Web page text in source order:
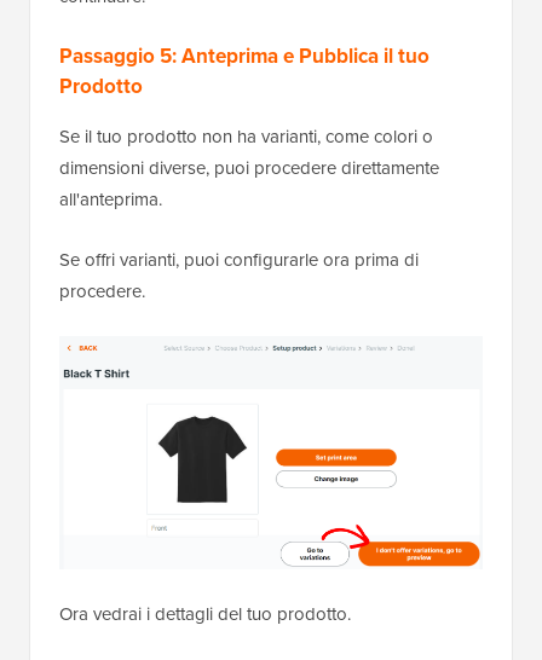
Passaggio 5: Anteprima e Pubblica il tuo
Prodotto
Se il tuo prodotto non ha varianti, come colori o
dimensioni diverse, puoi procedere direttamente
all'anteprima.
Se offri varianti, puoi configurarle ora prima di
procedere.
Ora vedrai i dettagli del tuo prodotto.